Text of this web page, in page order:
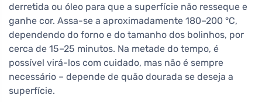
derretida ou óleo para que a superfície não resseque e
ganhe cor. Assa-se a aproximadamente 180–200 °C,
dependendo do forno e do tamanho dos bolinhos, por
cerca de 15–25 minutos. Na metade do tempo, é
possível virá-los com cuidado, mas não é sempre
necessário – depende de quão dourada se deseja a
superfície.